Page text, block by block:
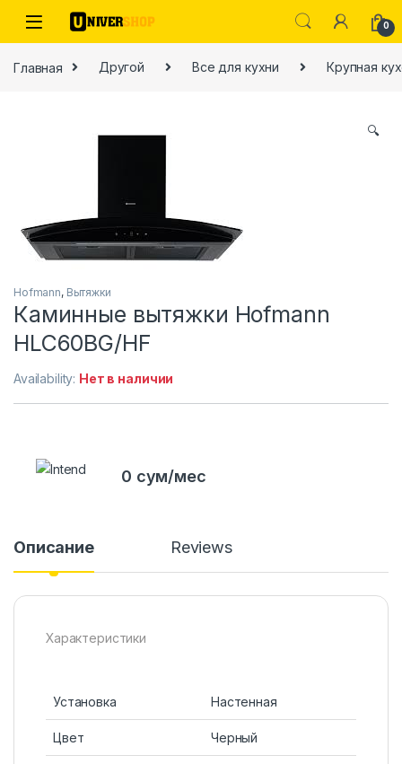
Skip to navigation
Skip to content
0
Главная Другой Все для кухни Крупная
🔍
Hofmann, Вытяжки
Каминные вытяжки Hofmann
HLC60BG/HF
Availability: Нет в наличии
0 сум/мес
Описание Reviews
Характеристики
Установка Настенная
Цвет Черный